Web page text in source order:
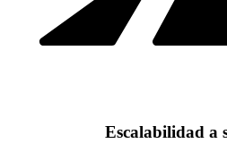
Escalabilidad a